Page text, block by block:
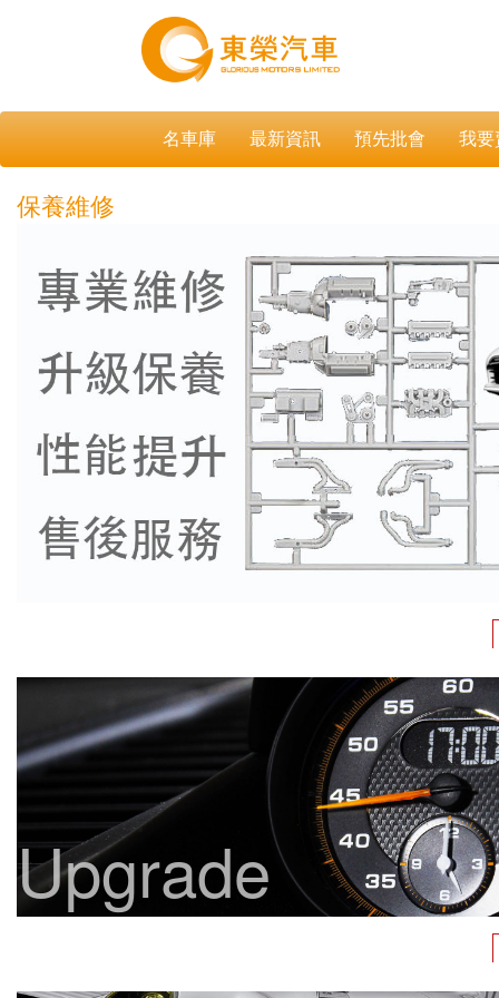
名車庫 最新資訊 預先批會 我要
保養維修
Upgrade